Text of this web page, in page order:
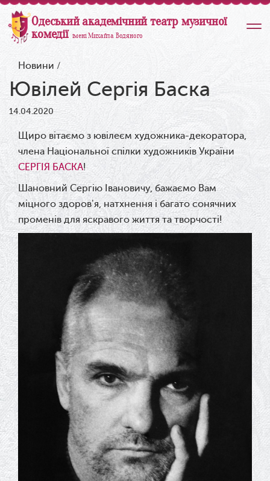
Одеський академічний театр музичної
комедії імені Михайла Водяного
Новини /
Ювілей Сергія Баска
14.04.2020
Щиро вітаємо з ювілеєм художника-декоратора,
члена Національної спілки художників України
СЕРГІЯ БАСКА!
Шановний Сергію Івановичу, бажаємо Вам
міцного здоров'я, натхнення і багато сонячних
променів для яскравого життя та творчості!